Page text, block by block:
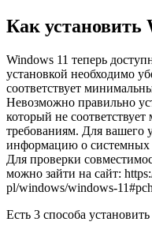
Как установить
Windows 11 теперь
установкой необходимо
соответствует
Невозможно правильно
который не
требованиям. Для вашего
информацию о системных
Для проверки
можно зайти на сайт:
pl/windows/windows-
Есть 3 способа